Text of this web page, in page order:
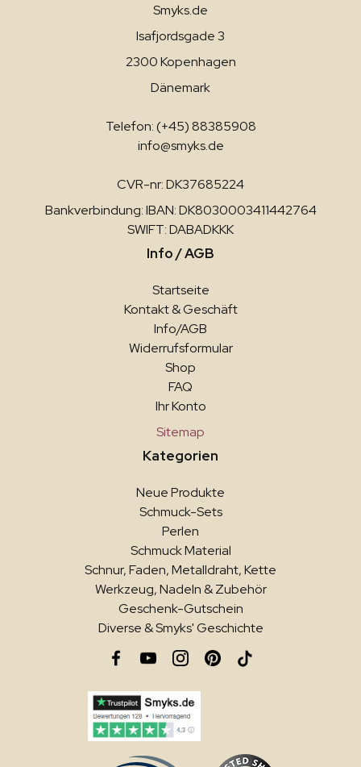
Smyks.de
Isafjordsgade 3
2300 Kopenhagen
Dänemark
Telefon: (+45) 88385908
info@smyks.de
CVR-nr: DK37685224
Bankverbindung: IBAN: DK8030003411442764
SWIFT: DABADKKK
Info / AGB
Startseite
Kontakt & Geschäft
Info/AGB
Widerrufsformular
Shop
FAQ
Ihr Konto
Sitemap
Kategorien
Neue Produkte
Schmuck-Sets
Perlen
Schmuck Material
Schnur, Faden, Metalldraht, Kette
Werkzeug, Nadeln & Zubehör
Geschenk-Gutschein
Diverse & Smyks' Geschichte